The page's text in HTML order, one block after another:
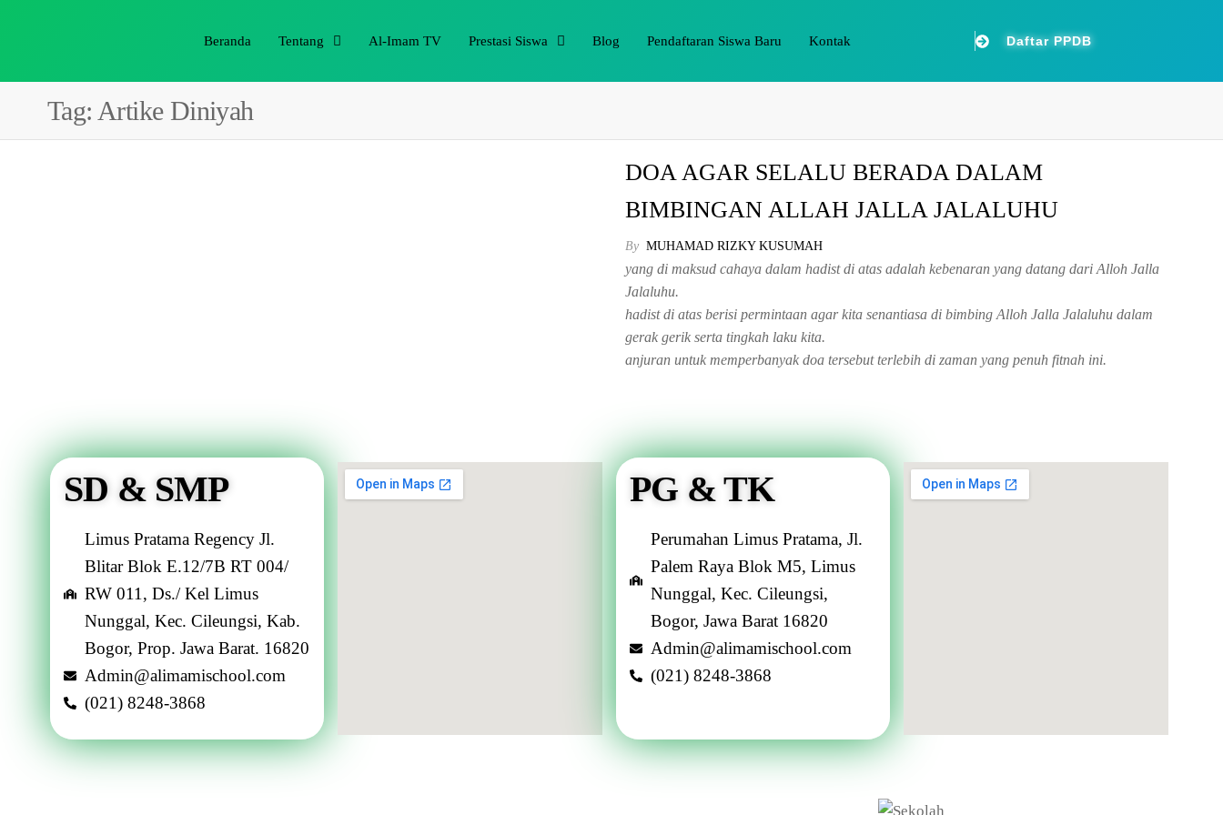
Beranda Tentang Al-Imam TV Prestasi Siswa Blog Pendaftaran Siswa Baru Kontak Daftar PPDB
Tag: Artike Diniyah
DOA AGAR SELALU BERADA DALAM
BIMBINGAN ALLAH JALLA JALALUHU
By MUHAMAD RIZKY KUSUMAH
yang di maksud cahaya dalam hadist di atas adalah kebenaran yang datang dari Alloh Jalla
Jalaluhu.
hadist di atas berisi permintaan agar kita senantiasa di bimbing Alloh Jalla Jalaluhu dalam
gerak gerik serta tingkah laku kita.
anjuran untuk memperbanyak doa tersebut terlebih di zaman yang penuh fitnah ini.
SD & SMP
Limus Pratama Regency Jl.
Blitar Blok E.12/7B RT 004/
RW 011, Ds./ Kel Limus
Nunggal, Kec. Cileungsi, Kab.
Bogor, Prop. Jawa Barat. 16820
Admin@alimamischool.com
(021) 8248-3868
PG & TK
Perumahan Limus Pratama, Jl.
Palem Raya Blok M5, Limus
Nunggal, Kec. Cileungsi,
Bogor, Jawa Barat 16820
Admin@alimamischool.com
(021) 8248-3868